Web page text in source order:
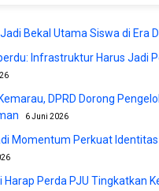
Bekal Utama Siswa di Era
Infrastruktur Harus Jadi
DPRD Dorong
6 Juni 2026
Momentum Perkuat
Harap Perda PJU Tingkatkan